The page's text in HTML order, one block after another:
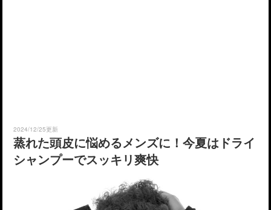
2024/12/25更新
蒸れた頭皮に悩めるメンズに！今夏はドライ
シャンプーでスッキリ爽快